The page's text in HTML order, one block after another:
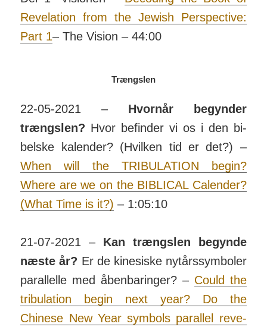
Revelation from the Jewish Per­spec­tive:
Part 1– The Vision – 44:00
Trængslen
22-05-2021 – Hvornår begynder
trængslen? Hvor befinder vi os i den bi­
belske ka­lender? (Hvilken tid er det?) –
When will the TRI­BU­LATION begin?
Where are we on the BIB­LICAL Calender?
(What Time is it?) – 1:05:10
21-07-2021 – Kan trængslen begynde
næste år? Er de kinesiske ny­tårs­sym­boler
paral­lelle med åben­baringer? – Could the
tri­bu­lation begin next year? Do the
Chinese New Year symbols parallel reve­